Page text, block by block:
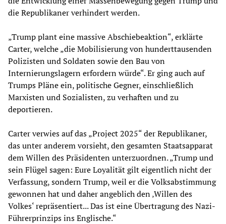
die Republikaner verhindert werden.
„Trump plant eine massive Abschiebeaktion“, erklärte
Carter, welche „die Mobilisierung von hunderttausenden
Polizisten und Soldaten sowie den Bau von
Internierungslagern erfordern würde“. Er ging auch auf
Trumps Pläne ein, politische Gegner, einschließlich
Marxisten und Sozialisten, zu verhaften und zu
deportieren.
Carter verwies auf das „Project 2025“ der Republikaner,
das unter anderem vorsieht, den gesamten Staatsapparat
dem Willen des Präsidenten unterzuordnen. „Trump und
sein Flügel sagen: Eure Loyalität gilt eigentlich nicht der
Verfassung, sondern Trump, weil er die Volksabstimmung
gewonnen hat und daher angeblich den ‚Willen des
Volkes‘ repräsentiert... Das ist eine Übertragung des Nazi-
Führerprinzips ins Englische.“